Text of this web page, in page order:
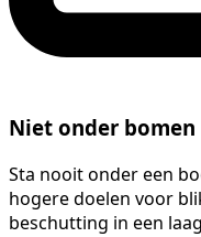
Niet onder bomen
Sta nooit onder een
hogere doelen voor
beschutting in een